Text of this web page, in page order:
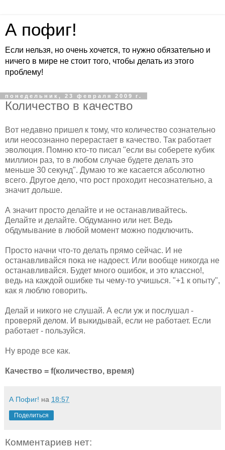
А пофиг!
Если нельзя, но очень хочется, то нужно обязательно и
ничего в мире не стоит того, чтобы делать из этого
проблему!
понедельник, 23 февраля 2009 г.
Количество в качество
Вот недавно пришел к тому, что количество сознательно
или неосознанно перерастает в качество. Так работает
эволюция. Помню кто-то писал "если вы соберете кубик
миллион раз, то в любом случае будете делать это
меньше 30 секунд". Думаю то же касается абсолютно
всего. Другое дело, что рост проходит несознательно, а
значит дольше.
А значит просто делайте и не останавливайтесь.
Делайте и делайте. Обдуманно или нет. Ведь
обдумывание в любой момент можно подключить.
Просто начни что-то делать прямо сейчас. И не
останавливайся пока не надоест. Или вообще никогда не
останавливайся. Будет много ошибок, и это классно!,
ведь на каждой ошибке ты чему-то учишься. "+1 к опыту",
как я люблю говорить.
Делай и никого не слушай. А если уж и послушал -
проверяй делом. И выкидывай, если не работает. Если
работает - пользуйся.
Ну вроде все как.
Качество = f(количество, время)
А Пофиг! на 18:57
Поделиться
Комментариев нет: